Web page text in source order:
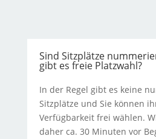
Sind Sitzplätze
gibt es freie Platzwahl?
In der Regel gibt es keine
Sitzplätze und Sie können
Verfügbarkeit frei wählen.
daher ca. 30 Minuten vor